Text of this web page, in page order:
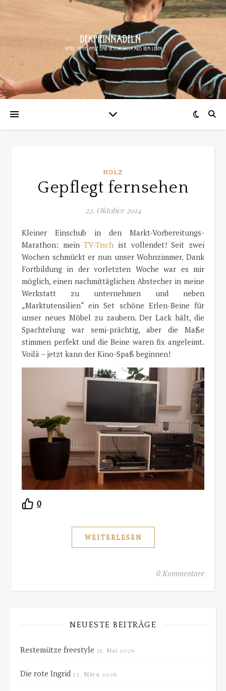
HOLZ
Gepflegt fernsehen
22. Oktober 2014
Kleiner Einschub in den Markt-Vorbereitungs-
Marathon: meinTV-Tisch ist vollendet! Seit zwei
Wochen schmückt er nun unser Wohnzimmer. Dank
Fortbildung in der vorletzten Woche war es mir
möglich, einen nachmittäglichen Abstecher in meine
Werkstatt zu unternehmen und neben
„Marktutensilien“ ein Set schöne Erlen-Beine für
unser neues Möbel zu zaubern. Der Lack hält, die
Spachtelung war semi-prächtig, aber die Maße
stimmen perfekt und die Beine waren fix angeleimt.
Voilà – jetzt kann der Kino-Spaß beginnen!
0
WEITERLESEN
0 Kommentare
NEUESTE BEITRÄGE
Restemütze freestyle 25. Mai 2026
Die rote Ingrid 22. März 2026